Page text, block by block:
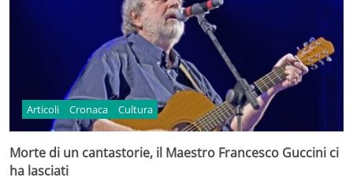
Articoli Cronaca Cultura
Morte di un cantastorie, il Maestro Francesco Guccini ci
ha lasciati